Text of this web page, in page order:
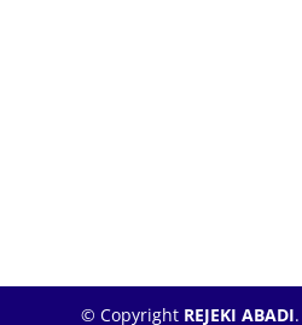
© Copyright REJEKI ABADI